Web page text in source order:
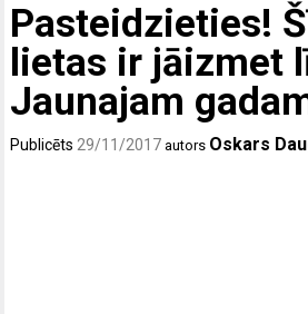
Pasteidzieties!
lietas ir jāizmet
Jaunajam
Publicēts 29/11/2017 autors Oskars